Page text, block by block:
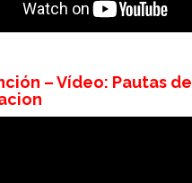
– Vídeo: Pautas de